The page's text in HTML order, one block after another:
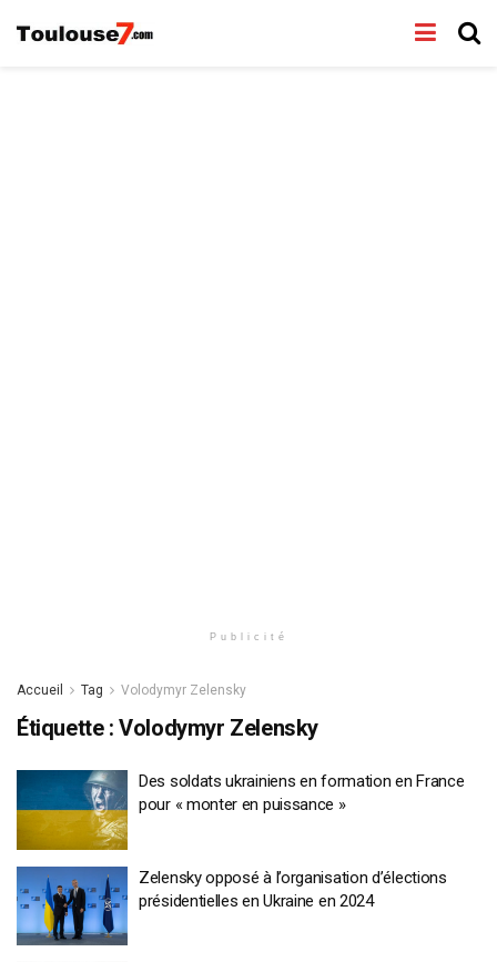
Publicité
Accueil Tag Volodymyr Zelensky
Étiquette :Volodymyr Zelensky
Des soldats ukrainiens en formation en France
pour « monter en puissance »
Zelensky opposé à l’organisation d’élections
présidentielles en Ukraine en 2024